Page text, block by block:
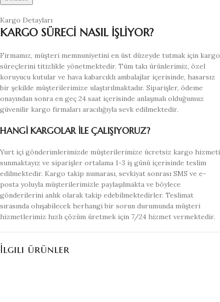
Kargo Detayları
KARGO SÜRECİ NASIL İŞLİYOR?
Firmamız, müşteri memnuniyetini en üst düzeyde tutmak için kargo
süreçlerini titizlikle yönetmektedir. Tüm takı ürünlerimiz, özel
koruyucu kutular ve hava kabarcıklı ambalajlar içerisinde, hasarsız
bir şekilde müşterilerimize ulaştırılmaktadır. Siparişler, ödeme
onayından sonra en geç 24 saat içerisinde anlaşmalı olduğumuz
güvenilir kargo firmaları aracılığıyla sevk edilmektedir.
HANGİ KARGOLAR İLE ÇALIŞIYORUZ?
Yurt içi gönderimlerimizde müşterilerimize ücretsiz kargo hizmeti
sunmaktayız ve siparişler ortalama 1-3 iş günü içerisinde teslim
edilmektedir. Kargo takip numarası, sevkiyat sonrası SMS ve e-
posta yoluyla müşterilerimizle paylaşılmakta ve böylece
gönderilerini anlık olarak takip edebilmektedirler. Teslimat
sırasında oluşabilecek herhangi bir sorun durumunda müşteri
hizmetlerimiz hızlı çözüm üretmek için 7/24 hizmet vermektedir.
İlgili ürünler